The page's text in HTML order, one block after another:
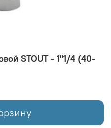
STOUT - 1"1/4 (40-